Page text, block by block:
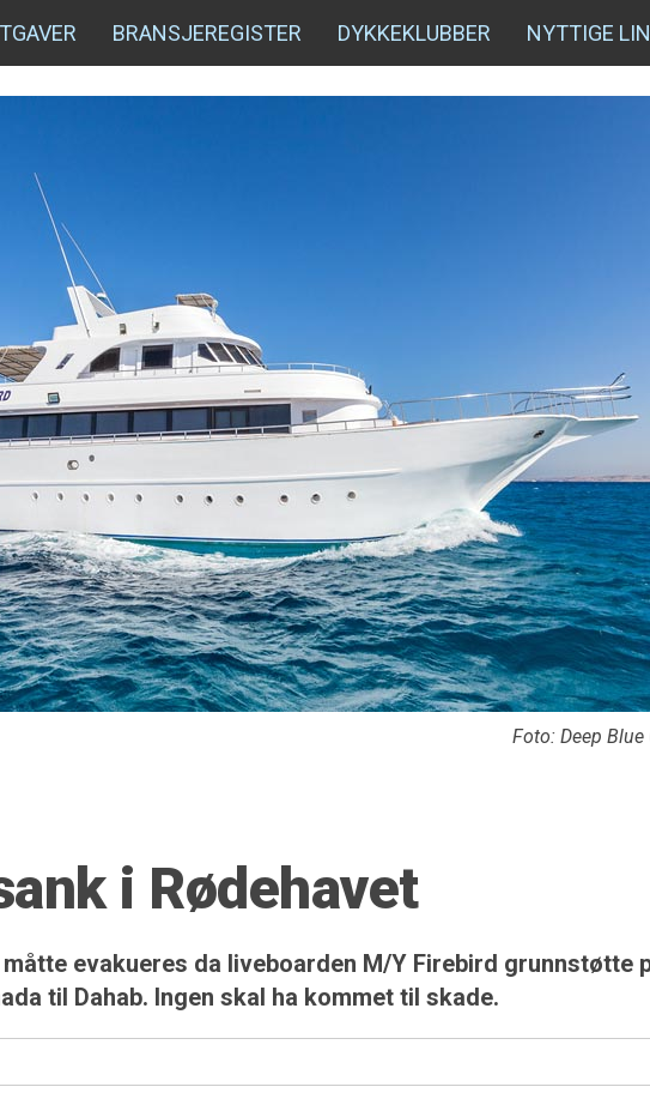
BRANSJEREGISTER DYKKEKLUBBER NYTTIGE
Foto: Deep Blue
i Rødehavet
evakueres da liveboarden M/Y Firebird grunnstøtte
til Dahab. Ingen skal ha kommet til skade.